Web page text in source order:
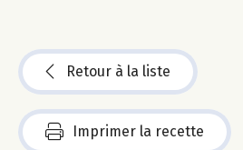
Retour à la liste
Imprimer la recette